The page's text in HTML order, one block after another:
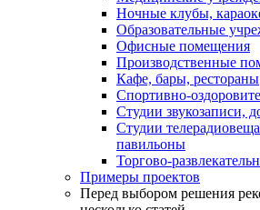
Ночные клубы,
Образовательные
Офисные помещения
Производственные
Кафе, бары, рестораны
Спортивно-
Студии звукозаписи,
Студии
павильоны
Торгово-
Примеры проектов
Перед выбором решения